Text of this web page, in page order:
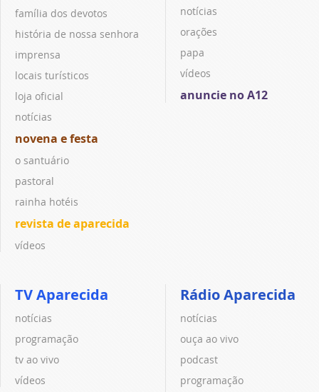
família dos devotos
história de nossa senhora
imprensa
locais turísticos
loja oficial
notícias
novena e festa
o santuário
pastoral
rainha hotéis
revista de aparecida
vídeos
notícias
orações
papa
vídeos
anuncie no A12
TV Aparecida
notícias
programação
tv ao vivo
vídeos
Rádio Aparecida
notícias
ouça ao vivo
podcast
programação